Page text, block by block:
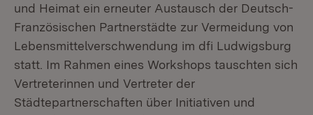
und Heimat ein erneuter Austausch der Deutsch-
Französischen Partnerstädte zur Vermeidung von
Lebensmittelverschwendung im dfi Ludwigsburg
statt. Im Rahmen eines Workshops tauschten sich
Vertreterinnen und Vertreter der
Städtepartnerschaften über Initiativen und